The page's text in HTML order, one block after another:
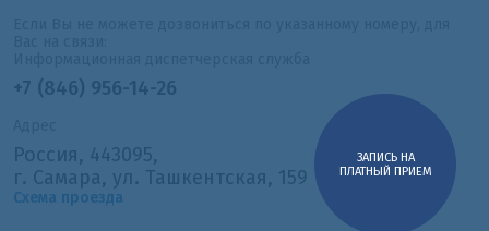
+7 (846) 956-14-26
Россия, 443095,
г. Самара, ул. Ташкентская, 159
Схема проезда
ЗАПИСЬ НА
ПЛАТНЫЙ ПРИЕМ